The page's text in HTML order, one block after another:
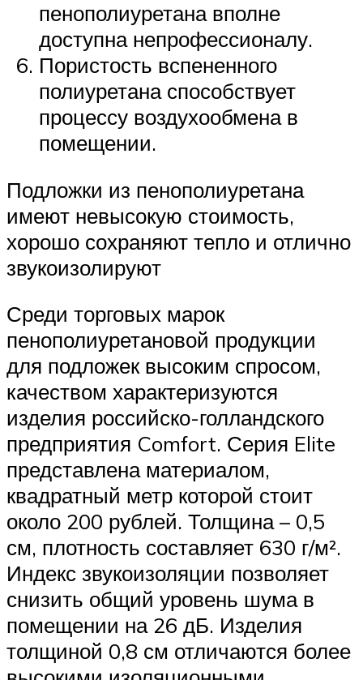
пенополиуретана вполне
доступна непрофессионалу.
Пористость вспененного
полиуретана способствует
процессу воздухообмена в
помещении.
Подложки из пенополиуретана
имеют невысокую стоимость,
хорошо сохраняют тепло и отлично
звукоизолируют
Среди торговых марок
пенополиуретановой продукции
для подложек высоким спросом,
качеством характеризуются
изделия российско-голландского
предприятия Comfort. Серия Elite
представлена материалом,
квадратный метр которой стоит
около 200 рублей. Толщина – 0,5
см, плотность составляет 630 г/м².
Индекс звукоизоляции позволяет
снизить общий уровень шума в
помещении на 26 дБ. Изделия
толщиной 0,8 см отличаются более